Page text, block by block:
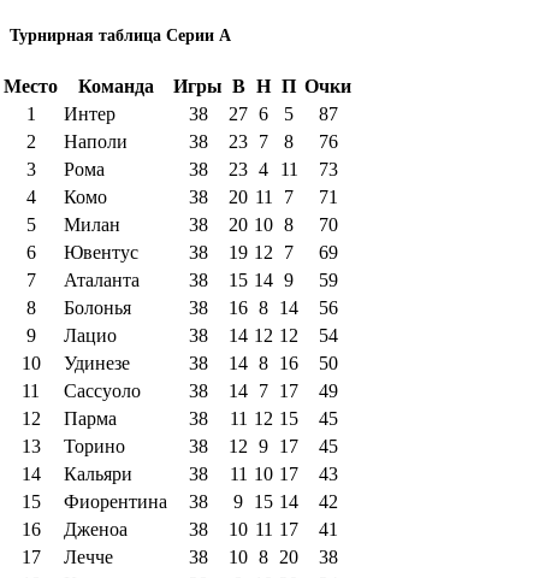
Турнирная таблица Серии А
Место Команда Игры В Н П Очки
1
Интер 38 27 6 5
87
2
Наполи 38 23 7 8
76
3
Рома 38 23 4 11
73
4
Комо 38 20 11 7
71
5
Милан 38 20 10 8
70
6
Ювентус 38 19 12 7
69
7
Аталанта 38 15 14 9
59
8
Болонья 38 16 8 14
56
9
Лацио 38 14 12 12
54
10
Удинезе 38 14 8 16
50
11
Сассуоло 38 14 7 17
49
12
Парма 38 11 12 15
45
13
Торино 38 12 9 17
45
14
Кальяри 38 11 10 17
43
15
Фиорентина 38 9 15 14
42
16
Дженоа 38 10 11 17
41
17
Лечче 38 10 8 20
38